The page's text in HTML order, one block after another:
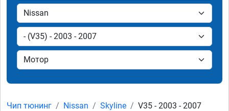
Чип тюнинг Nissan Skyline V35 - 2003 - 2007